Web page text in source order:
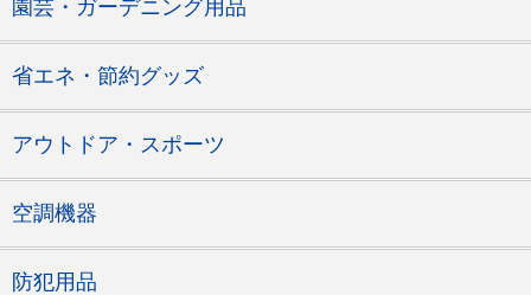
園芸・ガーデニング用品
省エネ・節約グッズ
アウトドア・スポーツ
空調機器
防犯用品